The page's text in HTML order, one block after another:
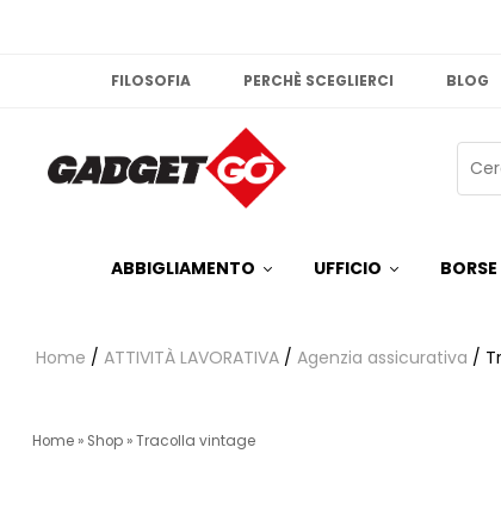
FILOSOFIA PERCHÈ SCEGLIERCI BLOG
ABBIGLIAMENTO UFFICIO
Home / ATTIVITÀ LAVORATIVA / Agenzia assicurativa /
Home » Shop »Tracolla vintage